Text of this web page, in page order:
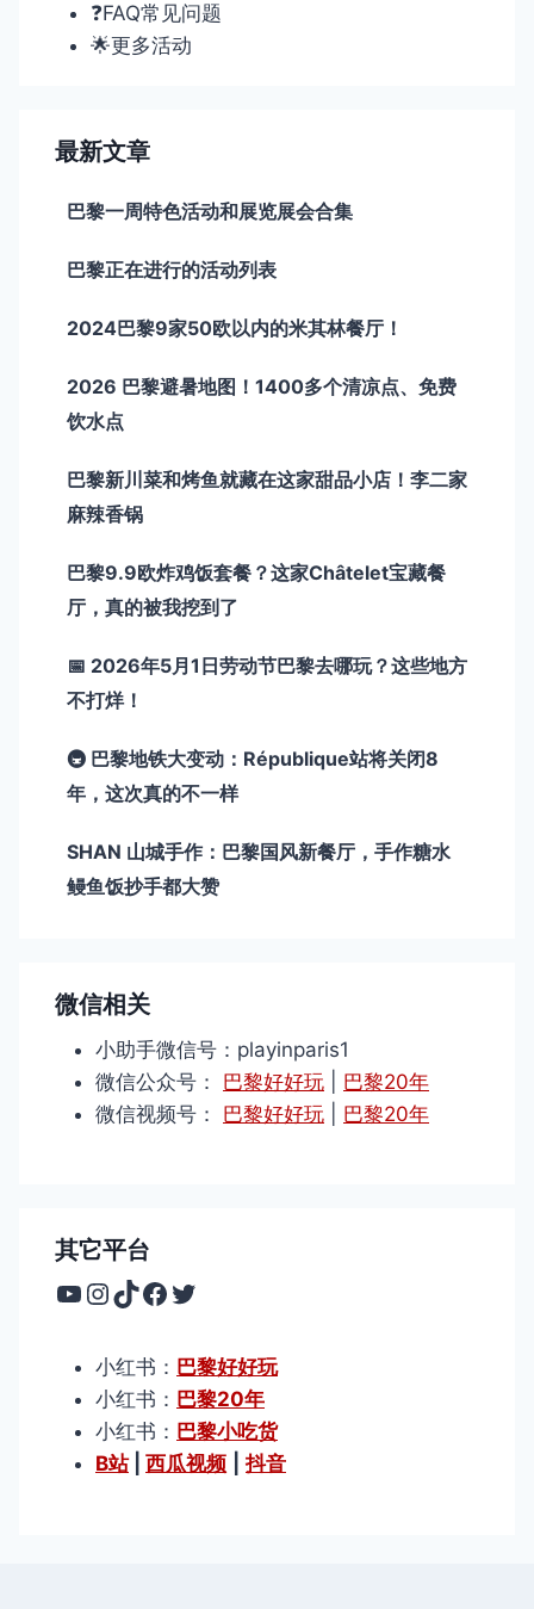
❓FAQ常见问题
🌟更多活动
最新文章
巴黎一周特色活动和展览展会合集
巴黎正在进行的活动列表
2024巴黎9家50欧以内的米其林餐厅！
2026 巴黎避暑地图！1400多个清凉点、免费
饮水点
巴黎新川菜和烤鱼就藏在这家甜品小店！李二家
麻辣香锅
巴黎9.9欧炸鸡饭套餐？这家Châtelet宝藏餐
厅，真的被我挖到了
📅 2026年5月1日劳动节巴黎去哪玩？这些地方
不打烊！
🚇 巴黎地铁大变动：République站将关闭8
年，这次真的不一样
SHAN 山城手作：巴黎国风新餐厅，手作糖水
鳗鱼饭抄手都大赞
微信相关
小助手微信号：playinparis1
微信公众号： 巴黎好好玩
巴黎20年
微信视频号： 巴黎好好玩 巴黎20年
其它平台
YouTube
Instagram
TikTok
Facebook
Twitter
小红书： 巴黎好好玩
小红书： 巴黎20年
小红书： 巴黎小吃货
B站| 西瓜视频 抖音